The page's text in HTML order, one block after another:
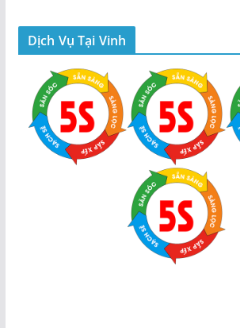
Dịch Vụ Tại Vinh